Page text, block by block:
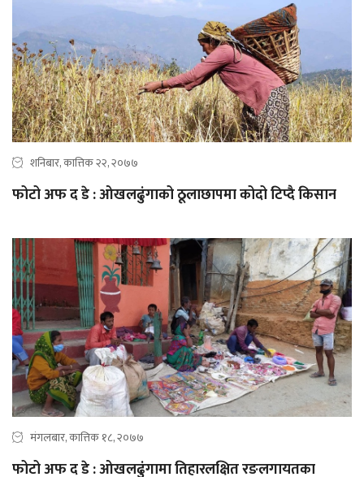
शनिबार, कात्तिक २२, २०७७
फोटो अफ द डे : ओखलढुंगाको ठूलाछापमा कोदो टिप्दै किसान
मंगलबार, कात्तिक १८, २०७७
फोटो अफ द डे : ओखलढुंगामा तिहारलक्षित रङलगायतका